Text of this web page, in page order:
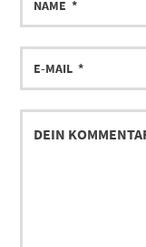
E-
MAIL
DEIN
KOMMENTAR